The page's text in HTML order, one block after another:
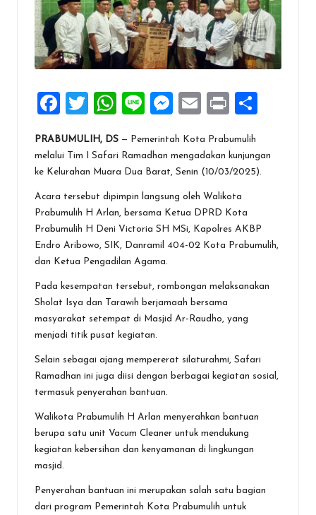
F
ce
b
o
o
k
T
tt
er
W
at
s
A
p
p
Li
e
M
se
n
g
er
E
ai
l
Pr
t
ar
e
PRABUMULIH, DS — Pemerintah Kota Prabumulih
melalui Tim I Safari Ramadhan mengadakan kunjungan
ke Kelurahan Muara Dua Barat, Senin (10/03/2025).
Acara tersebut dipimpin langsung oleh Walikota
Prabumulih H Arlan, bersama Ketua DPRD Kota
Prabumulih H Deni Victoria SH MSi, Kapolres AKBP
Endro Aribowo, SIK, Danramil 404-02 Kota Prabumulih,
dan Ketua Pengadilan Agama.
Pada kesempatan tersebut, rombongan melaksanakan
Sholat Isya dan Tarawih berjamaah bersama
masyarakat setempat di Masjid Ar-Raudho, yang
menjadi titik pusat kegiatan.
Selain sebagai ajang mempererat silaturahmi, Safari
Ramadhan ini juga diisi dengan berbagai kegiatan sosial,
termasuk penyerahan bantuan.
Walikota Prabumulih H Arlan menyerahkan bantuan
berupa satu unit Vacum Cleaner untuk mendukung
kegiatan kebersihan dan kenyamanan di lingkungan
masjid.
Penyerahan bantuan ini merupakan salah satu bagian
dari program Pemerintah Kota Prabumulih untuk